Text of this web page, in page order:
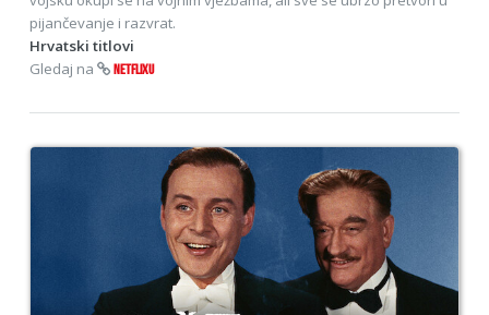
pijančevanje i razvrat.
Hrvatski titlovi
Gledaj na
NETFLIXU